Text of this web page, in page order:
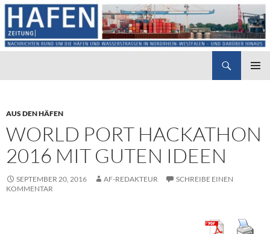
AUS DEN HÄFEN
WORLD PORT HACKATHON
2016 MIT GUTEN IDEEN
SEPTEMBER 20, 2016 AF-REDAKTEUR
SCHREIBE EINEN
KOMMENTAR